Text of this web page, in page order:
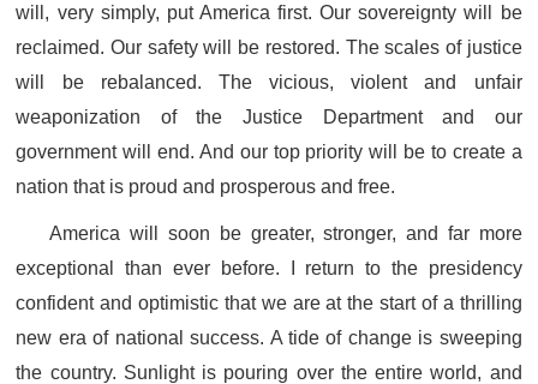
will, very simply, put America first. Our sovereignty will be
reclaimed. Our safety will be restored. The scales of justice
will be rebalanced. The vicious, violent and unfair
weaponization of the Justice Department and our
government will end. And our top priority will be to create a
nation that is proud and prosperous and free.
America will soon be greater, stronger, and far more
exceptional than ever before. I return to the presidency
confident and optimistic that we are at the start of a thrilling
new era of national success. A tide of change is sweeping
the country. Sunlight is pouring over the entire world, and